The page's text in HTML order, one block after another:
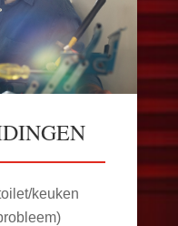
keuken